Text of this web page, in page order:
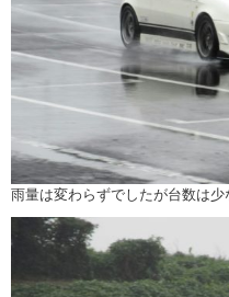
雨量は変わらずでしたが台数は